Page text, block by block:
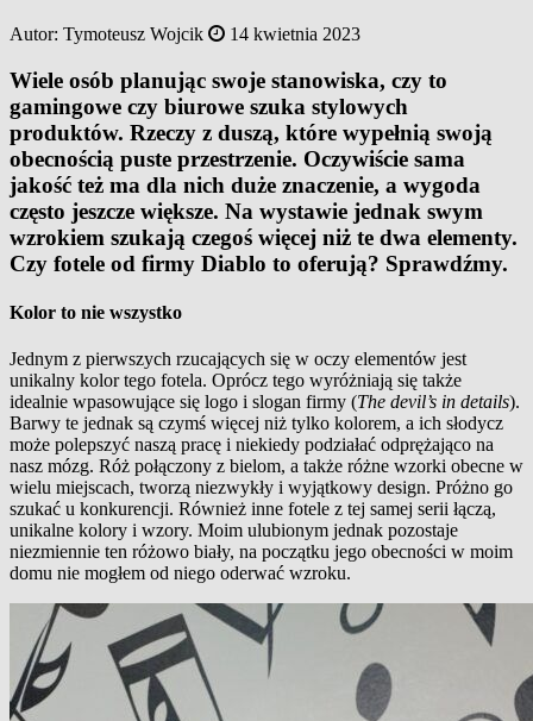
Autor: Tymoteusz Wojcik 14 kwietnia 2023
Wiele osób planując swoje stanowiska, czy to
gamingowe czy biurowe szuka stylowych
produktów. Rzeczy z duszą, które wypełnią swoją
obecnością puste przestrzenie. Oczywiście sama
jakość też ma dla nich duże znaczenie, a wygoda
często jeszcze większe. Na wystawie jednak swym
wzrokiem szukają czegoś więcej niż te dwa elementy.
Czy fotele od firmy Diablo to oferują? Sprawdźmy.
Kolor to nie wszystko
Jednym z pierwszych rzucających się w oczy elementów jest
unikalny kolor tego fotela. Oprócz tego wyróżniają się także
idealnie wpasowujące się logo i slogan firmy (The devil’s in details).
Barwy te jednak są czymś więcej niż tylko kolorem, a ich słodycz
może polepszyć naszą pracę i niekiedy podziałać odprężająco na
nasz mózg. Róż połączony z bielom, a także różne wzorki obecne w
wielu miejscach, tworzą niezwykły i wyjątkowy design. Próżno go
szukać u konkurencji. Również inne fotele z tej samej serii łączą,
unikalne kolory i wzory. Moim ulubionym jednak pozostaje
niezmiennie ten różowo biały, na początku jego obecności w moim
domu nie mogłem od niego oderwać wzroku.